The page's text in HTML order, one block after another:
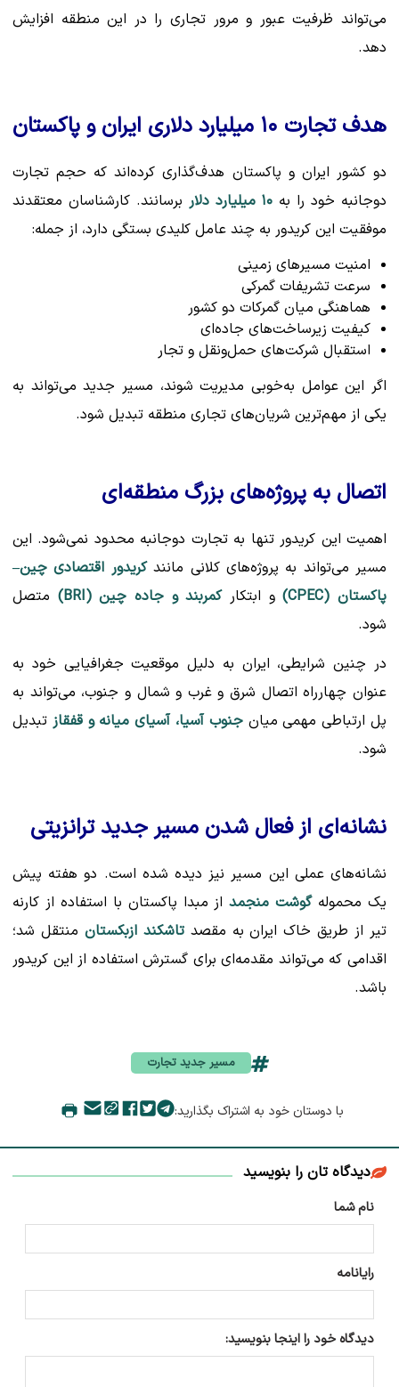
می‌تواند ظرفیت عبور و مرور تجاری را در این منطقه افزایش
دهد.
هدف تجارت ۱۰ میلیارد دلاری ایران و پاکستان
دو کشور ایران و پاکستان هدف‌گذاری کرده‌اند که حجم تجارت
دوجانبه خود را به ۱۰ میلیارد دلار
برسانند. کارشناسان معتقدند
موفقیت این کریدور به چند عامل کلیدی بستگی دارد، از جمله:
امنیت مسیرهای زمینی
سرعت تشریفات گمرکی
هماهنگی میان گمرکات دو کشور
کیفیت زیرساخت‌های جاده‌ای
استقبال شرکت‌های حمل‌ونقل و تجار
اگر این عوامل به‌خوبی مدیریت شوند، مسیر جدید می‌تواند به
یکی از مهم‌ترین شریان‌های تجاری منطقه تبدیل شود.
اتصال به پروژه‌های بزرگ منطقه‌ای
اهمیت این کریدور تنها به تجارت دوجانبه محدود نمی‌شود. این
مسیر می‌تواند به پروژه‌های کلانی مانندکریدور اقتصادی چین–
پاکستان (CPEC)
و ابتکارکمربند و جاده چین (BRI)
متصل
شود.
در چنین شرایطی، ایران به دلیل موقعیت جغرافیایی خود به
عنوان چهارراه اتصال شرق و غرب و شمال و جنوب، می‌تواند به
پل ارتباطی مهمی میانجنوب آسیا، آسیای میانه و قفقاز تبدیل
شود.
نشانه‌ای از فعال شدن مسیر جدید ترانزیتی
نشانه‌های عملی این مسیر نیز دیده شده است. دو هفته پیش
یک محمولهگوشت منجمداز مبدا پاکستان با استفاده از کارنه
تیر از طریق خاک ایران به مقصدتاشکند ازبکستان منتقل شد؛
اقدامی که می‌تواند مقدمه‌ای برای گسترش استفاده از این کریدور
باشد.
مسیر جدید تجارت
با دوستان خود به اشتراک بگذارید:
دیدگاه تان را بنویسید
نام شما
رایانامه
دیدگاه خود را اینجا بنویسید: